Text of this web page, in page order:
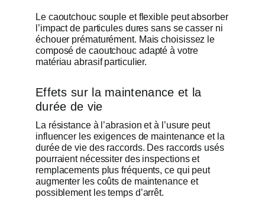
Le caoutchouc souple et flexible peut absorber
l’impact de particules dures sans se casser ni
échouer prématurément. Mais choisissez le
composé de caoutchouc adapté à votre
matériau abrasif particulier.
Effets sur la maintenance et la
durée de vie
La résistance à l’abrasion et à l’usure peut
influencer les exigences de maintenance et la
durée de vie des raccords. Des raccords usés
pourraient nécessiter des inspections et
remplacements plus fréquents, ce qui peut
augmenter les coûts de maintenance et
possiblement les temps d’arrêt.